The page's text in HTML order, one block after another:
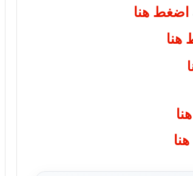
اضغط هنا
هنا